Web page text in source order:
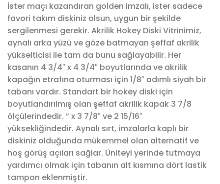
İster maçı kazandıran golden imzalı, ister sadece
favori takım diskiniz olsun, uygun bir şekilde
sergilenmesi gerekir. Akrilik Hokey Diski Vitrinimiz,
aynalı arka yüzü ve göze batmayan şeffaf akrilik
yükselticisi ile tam da bunu sağlayabilir. Her
kasanın 4 3/4″ x 4 3/4″ boyutlarında ve akrilik
kapağın etrafına oturması için 1/8″ adımlı siyah bir
tabanı vardır. Standart bir hokey diski için
boyutlandırılmış olan şeffaf akrilik kapak 3 7/8
ölçülerindedir. ” x 3 7/8″ ve 2 15/16″
yüksekliğindedir. Aynalı sırt, imzalarla kaplı bir
diskiniz olduğunda mükemmel olan alternatif ve
hoş görüş açıları sağlar. Üniteyi yerinde tutmaya
yardımcı olmak için tabanın alt kısmına dört lastik
tampon eklenmiştir.